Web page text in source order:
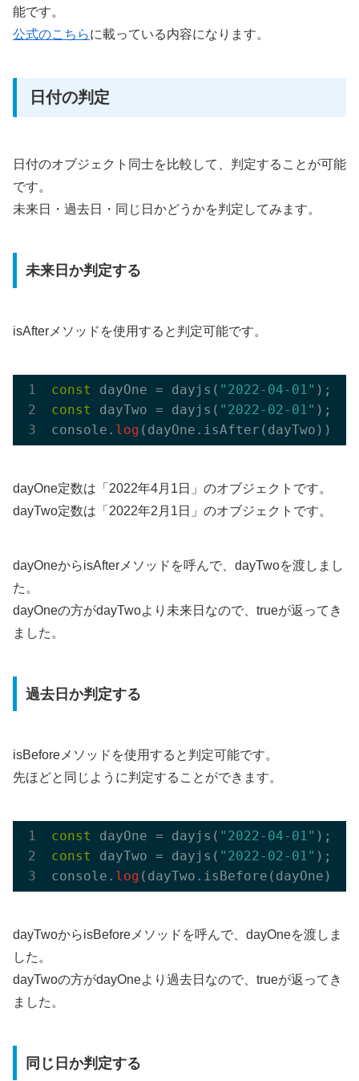
能です。
公式のこちらに載っている内容になります。
日付の判定
日付のオブジェクト同士を比較して、判定することが可能
です。
未来日・過去日・同じ日かどうかを判定してみます。
未来日か判定する
isAfterメソッドを使用すると判定可能です。
const dayOne = dayjs( "2022-04-01"
const
dayTwo = dayjs( "2022-02-01" );
console. log (dayOne.isAfter(dayTwo));
dayOne定数は「2022年4月1日」のオブジェクトです。
dayTwo定数は「2022年2月1日」のオブジェクトです。
dayOneからisAfterメソッドを呼んで、dayTwoを渡しまし
た。
dayOneの方がdayTwoより未来日なので、trueが返ってき
ました。
過去日か判定する
isBeforeメソッドを使用すると判定可能です。
先ほどと同じように判定することができます。
const dayOne = dayjs( "2022-04-01"
const
dayTwo = dayjs( "2022-02-01" );
console. log (dayTwo.isBefore(dayOne));
dayTwoからisBeforeメソッドを呼んで、dayOneを渡しま
した。
dayTwoの方がdayOneより過去日なので、trueが返ってき
ました。
同じ日か判定する